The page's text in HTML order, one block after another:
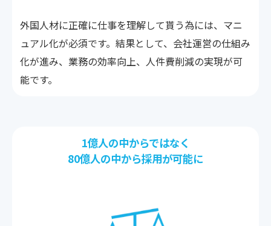
外国人材に正確に仕事を理解して貰う為には、マニ
ュアル化が必須です。結果として、会社運営の仕組み
化が進み、業務の効率向上、人件費削減の実現が可
能です。
1億人の中からではなく
80億人の中から採用が可能に